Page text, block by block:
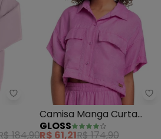
Gloss - Jaqueta Básica em
184,90
Camisa Manga Curta
Juvenil (Rosa)
GLOSS
R$ 61,21R$ 174,90